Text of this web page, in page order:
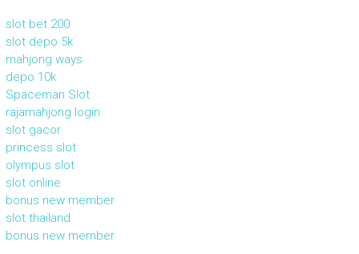
slot bet 200
slot depo 5k
mahjong ways
depo 10k
Spaceman Slot
rajamahjong login
slot gacor
princess slot
olympus slot
slot online
bonus new member
slot thailand
bonus new member